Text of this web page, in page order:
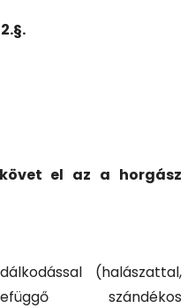
2.§.
el az a horgász
(halászattal,
szándékos